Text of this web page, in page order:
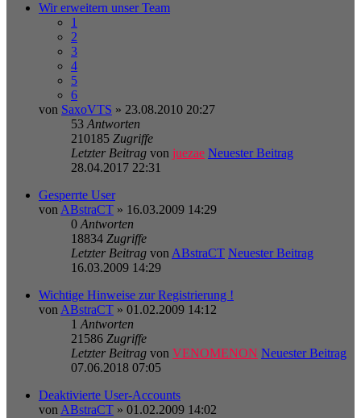
Wir erweitern unser Team
1
2
3
4
5
6
von SaxoVTS » 23.08.2010 20:27
53Antworten
210185 Zugriffe
Letzter Beitrag von juezae Neuester Beitrag
28.04.2017 22:31
Gesperrte User
vonABstraCT » 16.03.2009 14:29
0Antworten
18834 Zugriffe
Letzter Beitrag vonABstraCT Neuester Beitrag
16.03.2009 14:29
Wichtige Hinweise zur Registrierung !
vonABstraCT » 01.02.2009 14:12
1Antworten
21586 Zugriffe
Letzter Beitrag von VENOMENON Neuester Beitrag
07.06.2018 07:05
Deaktivierte User-Accounts
vonABstraCT » 01.02.2009 14:02